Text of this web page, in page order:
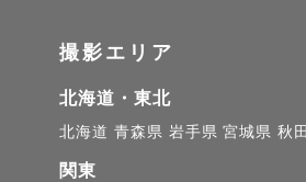
三 / ファミリー撮影について】
んからの懐かれやすさには自信
子とは全力で遊びながら撮影
撮影エリア
北海道・東北
北海道 青森県 岩手県 宮城県 秋
関東